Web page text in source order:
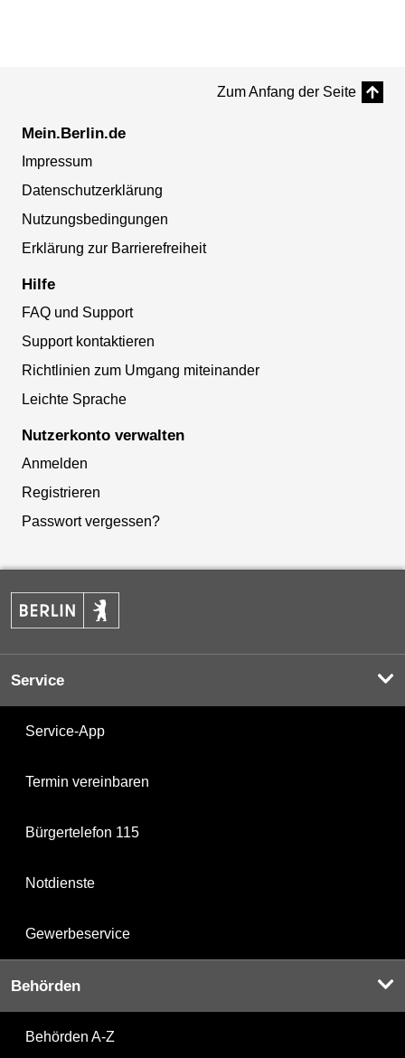
Zum Anfang der Seite
Mein.Berlin.de
Impressum
Datenschutzerklärung
Nutzungsbedingungen
Erklärung zur Barrierefreiheit
Hilfe
FAQ und Support
Support kontaktieren
Richtlinien zum Umgang miteinander
Leichte Sprache
Nutzerkonto verwalten
Anmelden
Registrieren
Passwort vergessen?
Service
Service-App
Termin vereinbaren
Bürgertelefon 115
Notdienste
Gewerbeservice
Behörden
Behörden A-Z